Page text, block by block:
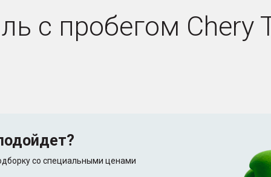
с пробегом Chery
со специальными ценами